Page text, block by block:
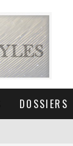
DOSSIERS